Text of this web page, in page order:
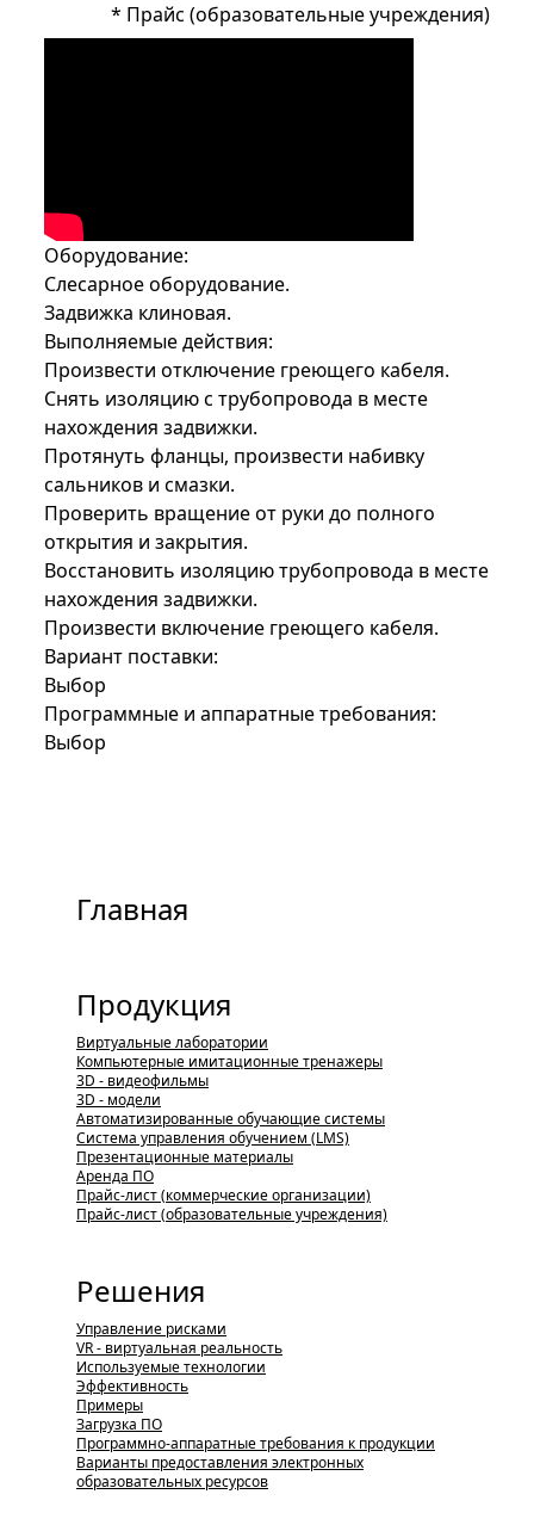
* Прайс (образовательные учреждения)
Оборудование:
Слесарное оборудование.
Задвижка клиновая.
Выполняемые действия:
Произвести отключение греющего кабеля.
Снять изоляцию с трубопровода в месте
нахождения задвижки.
Протянуть фланцы, произвести набивку
сальников и смазки.
Проверить вращение от руки до полного
открытия и закрытия.
Восстановить изоляцию трубопровода в месте
нахождения задвижки.
Произвести включение греющего кабеля.
Вариант поставки:
Выбор
Программные и аппаратные требования:
Выбор
Главная
Продукция
Виртуальные лаборатории
Компьютерные имитационные тренажеры
3D - видеофильмы
3D - модели
Автоматизированные обучающие системы
Система управления обучением (LMS)
Презентационные материалы
Аренда ПО
Прайс-лист (коммерческие организации)
Прайс-лист (образовательные учреждения)
Решения
Управление рисками
VR - виртуальная реальность
Используемые технологии
Эффективность
Примеры
Загрузка ПО
Программно-аппаратные требования к продукции
Варианты предоставления электронных
образовательных ресурсов